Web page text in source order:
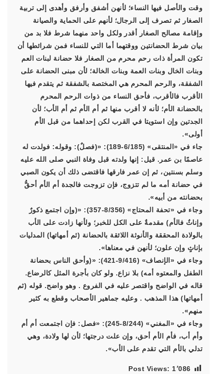
وقت والأصل فيها النساء؛ لأنهن أشفق وأرفق وأهدى إلى تربية
الصغار ثم تصرف إلى الرجال؛ لأنهم على الحماية والصيانة
وإقامة مصالح الصغار أقدر ولكل واحد منهما شرط فلا بد من
بيان شرط الحضانتين ووقتهما أما التي للنساء فمن شرائطها أن
تكون المرأة ذات رحم محرم من الصغار فلا حضانة لبنات العم
وبنات الخال وبنات العمة وبنات الخالة؛ لأن مبنى الحضانة على
الشفقة، والرحم المحرم هي المختصة بالشفقة ثم يتقدم فيها
الأقرب فالأقرب، فأحق النساء من ذوات الرحم المحرم
بالحضانة الأم؛ لأنه لا أقرب منها ثم أم الأم ثم أم الأب؛ لأن
الجدتين وإن استويتا في القرب لكن إحداهما من قبل الأم
أولى».
جاء في «المنتقى» (6/185-189): «(فصلٌ): وقوله: فولدت له
عاصمًا بن عمر. قيل: إنها ولدته قبل وفاة النبي صلى الله عليه
وسلم بسنتين، ثم إن عمر فارقها فاقتضى ذلك أن يكون الصبي
في حضانة أمه ما لم تتزوج، فإن تزوجت فالجدة أم الأم أحقُّ
بحضانته من أبيه».
وجاء في «تحفة المحتاج» (8/356-357): «(وإن اجتمع ذكورٌ
وإناثٌ فالأم) مقدمةٌ على الكل للخبر؛ ولأنها زادت على الأب
بالولادة المحققة والأنوثة اللائقة بالحضانة (ثم أمهاتها) المدليات
بإناثٍ وإن علون؛ لأنهن في معناها».
وجاء في «الإنصاف» (9/416-421): «(وأحق الناس بحضانة
الطفل والمعتوه أمه) بلا نزاع. ولو كان بأجرة المثل كالرضاع.
قاله في الواضح واقتصر عليه في الفروع . وهو واضح. قوله (ثم
أمهاتها) هذا المذهب . وعليه جماهير الأصحاب وقطع به كثير
منهم».
وجاء في «المغني» (8/244-245): «فصل: فإن اجتمعت أم أم
وأم أب، فأم الأم أحق، وإن علت درجتها؛ لأن لها ولادة، وهي
تدلي بالأم التي تقدم على الأب».
Post Views: 1٬086